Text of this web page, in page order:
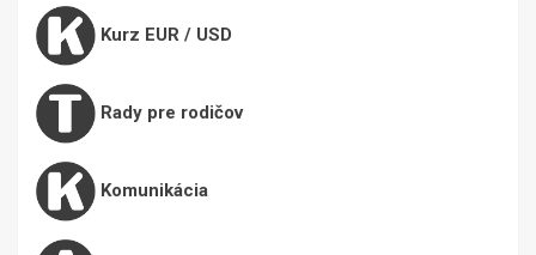
Kurz EUR / USD
Rady pre rodičov
Komunikácia